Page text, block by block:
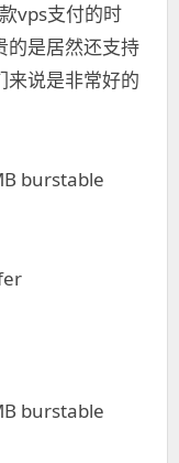
vps支付的时
的是居然还支持
来说是非常好的
burstable
burstable